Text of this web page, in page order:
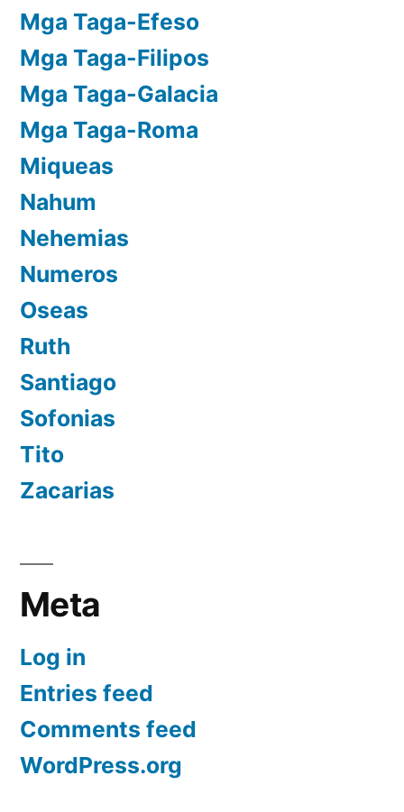
Mga Taga-Efeso
Mga Taga-Filipos
Mga Taga-Galacia
Mga Taga-Roma
Miqueas
Nahum
Nehemias
Numeros
Oseas
Ruth
Santiago
Sofonias
Tito
Zacarias
Meta
Log in
Entries feed
Comments feed
WordPress.org